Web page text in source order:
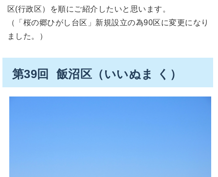
区(行政区）を順にご紹介したいと思います。
（「桜の郷ひがし台区」新規設立の為90区に変更になり
ました。）
第39回 飯沼区（いいぬま く）